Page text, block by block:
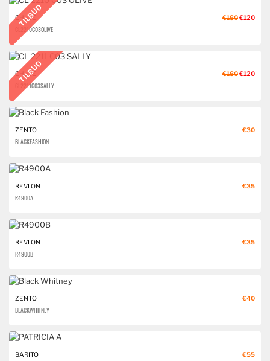
TILBUD €180€120
CHLOÉ
CL 2210 C03 OLIVE
TILBUD €180€120
CHLOÉ
CL 2211 C03 SALLY
€30
ZENTO
BLACK FASHION
€35
REVLON
R4900A
€35
REVLON
R4900B
€40
ZENTO
BLACK WHITNEY
€55
BARITO